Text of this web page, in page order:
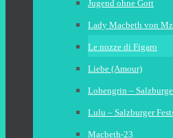
Jugend ohne Gott
Lady Macbeth von
Le nozze di Figaro
Liebe (Amour)
Lohengrin –
Lulu – Salzburger
Macbeth-23